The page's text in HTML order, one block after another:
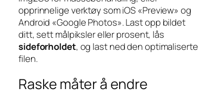
opprinnelige verktøy som iOS «Preview» og
Android «Google Photos». Last opp bildet
ditt, sett målpiksler eller prosent, lås
sideforholdet, og last ned den optimaliserte
filen.
Raske måter å endre